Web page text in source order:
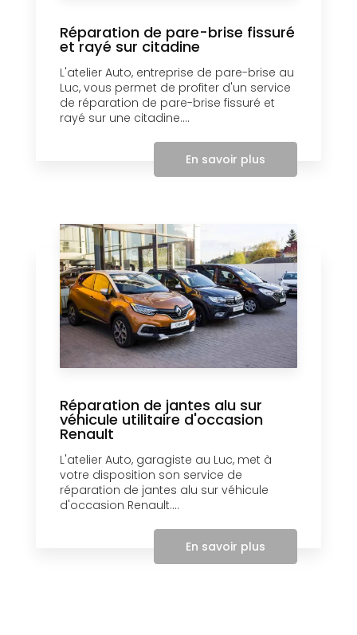
Réparation de pare-brise fissuré
et rayé sur citadine
L'atelier Auto, entreprise de pare-brise au
Luc, vous permet de profiter d'un service
de réparation de pare-brise fissuré et
rayé sur une citadine....
En savoir plus
Réparation de jantes alu sur
véhicule utilitaire d'occasion
Renault
L'atelier Auto, garagiste au Luc, met à
votre disposition son service de
réparation de jantes alu sur véhicule
d'occasion Renault....
En savoir plus